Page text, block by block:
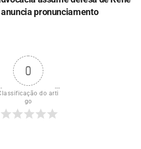
pronunciamento
0
do arti
go